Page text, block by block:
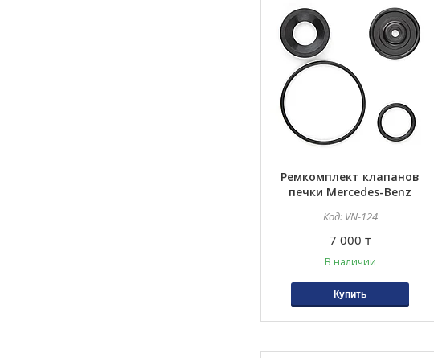
Ремкомплект клапанов
печки Mercedes-Benz
VN-124
7 000 ₸
В наличии
Купить